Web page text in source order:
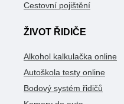
Cestovní pojištění
ŽIVOT ŘIDIČE
Alkohol kalkulačka online
Autoškola testy online
Bodový systém řidičů